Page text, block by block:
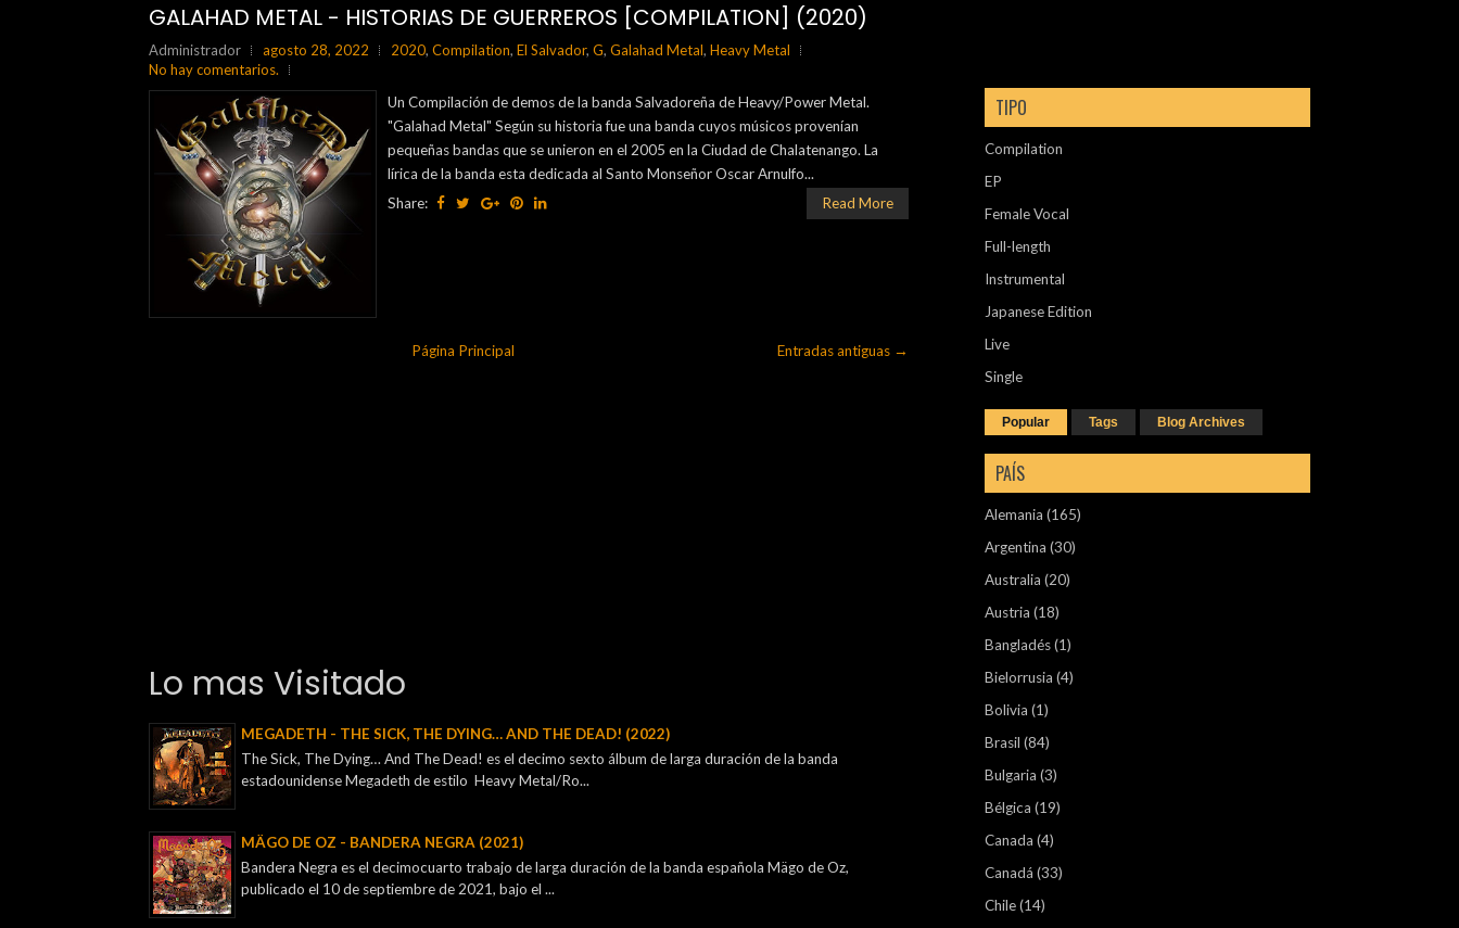
GALAHAD METAL - HISTORIAS DE GUERREROS [COMPILATION] (2020)
Administrador agosto 28, 2022 2020, Compilation, El Salvador, G, Galahad Metal, Heavy Metal
No hay comentarios.
Un Compilación de demos de la banda Salvadoreña de Heavy/Power Metal.
"Galahad Metal" Según su historia fue una banda cuyos músicos provenían
pequeñas bandas que se unieron en el 2005 en la Ciudad de Chalatenango. La
lírica de la banda esta dedicada al Santo Monseñor Oscar Arnulfo...
Share:
Read More
Entradas antiguas →
Página Principal
Lo mas Visitado
MEGADETH - THE SICK, THE DYING… AND THE DEAD! (2022)
The Sick, The Dying… And The Dead! es el decimo sexto álbum de larga duración de la banda
estadounidense Megadeth de estilo Heavy Metal/Ro...
MÄGO DE OZ - BANDERA NEGRA (2021)
Bandera Negra es el decimocuarto trabajo de larga duración de la banda española Mägo de Oz,
publicado el 10 de septiembre de 2021, bajo el ...
TIPO
Compilation
EP
Female Vocal
Full-length
Instrumental
Japanese Edition
Live
Single
Popular Tags Blog Archives
PAÍS
Alemania (165)
Argentina (30)
Australia (20)
Austria (18)
Bangladés(1)
Bielorrusia (4)
Bolivia (1)
Brasil (84)
Bulgaria (3)
Bélgica (19)
Canada (4)
Canadá (33)
Chile(14)